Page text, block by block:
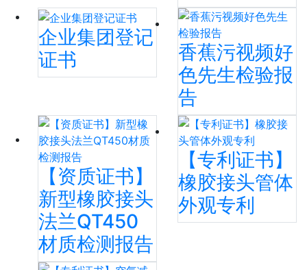
企业集团登记
证书
香蕉污视频好
色先生检验报
告
【资质证书】
新型橡胶接头
法兰QT450
材质检测报告
【专利证书】
橡胶接头管体
外观专利